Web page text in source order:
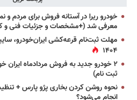
خودرو ریرا در آستانه فروش برای مردم و
معرفی شد (+مشخصات و جزئیات فنی و
مهلت ثبت‌نام قرعه‌کشی ایران‌خودرو،
۱۴۰۴
۲ خودرو جدید به فروش مردادماه ایران
ثبت نام)
نحوه روشن کردن بخاری پژو پارس +
انجام می‌شود؟